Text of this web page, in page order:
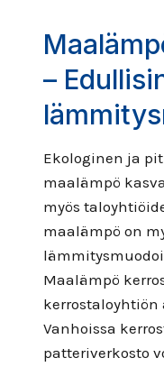
–
Ekologinen ja
maalämpö
myös
maalämpö on
Maalämpö
Vanhoissa
patteriverkosto